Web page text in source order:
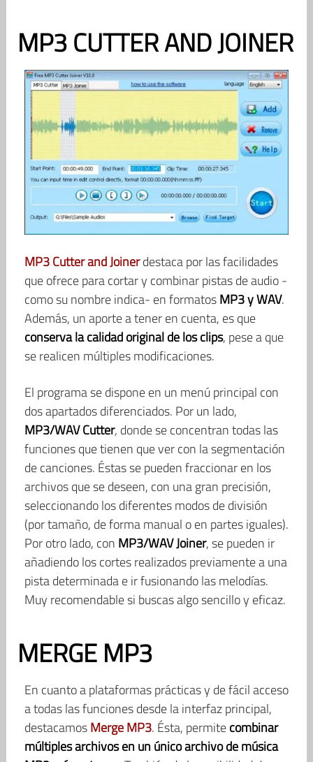
MP3 CUTTER AND JOINER
MP3 Cutter and Joinerdestaca por las facilidades
que ofrece para cortar y combinar pistas de audio -
como su nombre indica- en formatosMP3 y WAV.
Además, un aporte a tener en cuenta, es que
conserva la calidad original de los clips, pese a que
se realicen múltiples modificaciones.
El programa se dispone en un menú principal con
dos apartados diferenciados. Por un lado,
MP3/WAV Cutter, donde se concentran todas las
funciones que tienen que ver con la segmentación
de canciones. Éstas se pueden fraccionar en los
archivos que se deseen, con una gran precisión,
seleccionando los diferentes modos de división
(por tamaño, de forma manual o en partes iguales).
Por otro lado, con MP3/WAV Joiner, se pueden ir
añadiendo los cortes realizados previamente a una
pista determinada e ir fusionando las melodías.
Muy recomendable si buscas algo sencillo y eficaz.
MERGE MP3
En cuanto a plataformas prácticas y de fácil acceso
a todas las funciones desde la interfaz principal,
destacamosMerge MP3. Ésta, permitecombinar
múltiples archivos en un único archivo de música